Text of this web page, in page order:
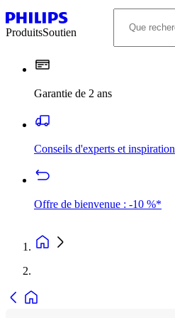
ProduitsSoutien
Garantie de 2 ans
Conseils d'experts et inspiration
Offre de bienvenue : -10 %*